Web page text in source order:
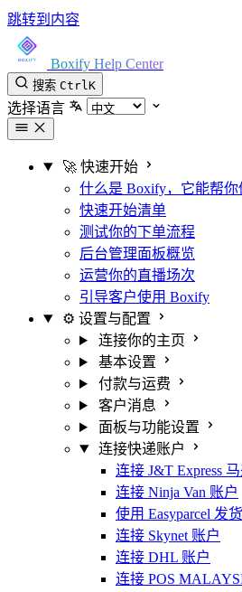
跳转到内容
Boxify Help Center
搜索 CtrlK
选择语言
🚀 快速开始
什么是 Boxify，它能帮你
快速开始清单
测试你的下单流程
后台管理面板概览
运营你的直播场次
引导客户使用 Boxify
⚙️ 设置与配置
连接你的主页
基本设置
付款与运费
客户消息
面板与功能设置
连接快递账户
连接 J&T Express
连接 Ninja Van 账户
使用 Easyparcel 发
连接 Skynet 账户
连接 DHL 账户
连接 POS